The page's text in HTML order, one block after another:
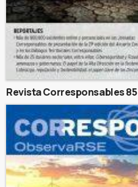
Revista Corresponsables 85